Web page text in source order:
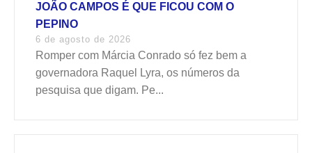
JOÃO CAMPOS É QUE FICOU COM O
PEPINO
6 de agosto de 2026
Romper com Márcia Conrado só fez bem a
governadora Raquel Lyra, os números da
pesquisa que digam. Pe...